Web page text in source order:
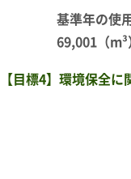
基準年の使
69,001（m³
【目標4】環境保全